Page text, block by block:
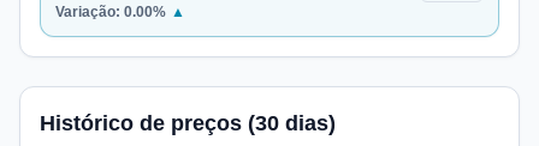
Variação: 0.00% ▲
Histórico de preços (30 dias)